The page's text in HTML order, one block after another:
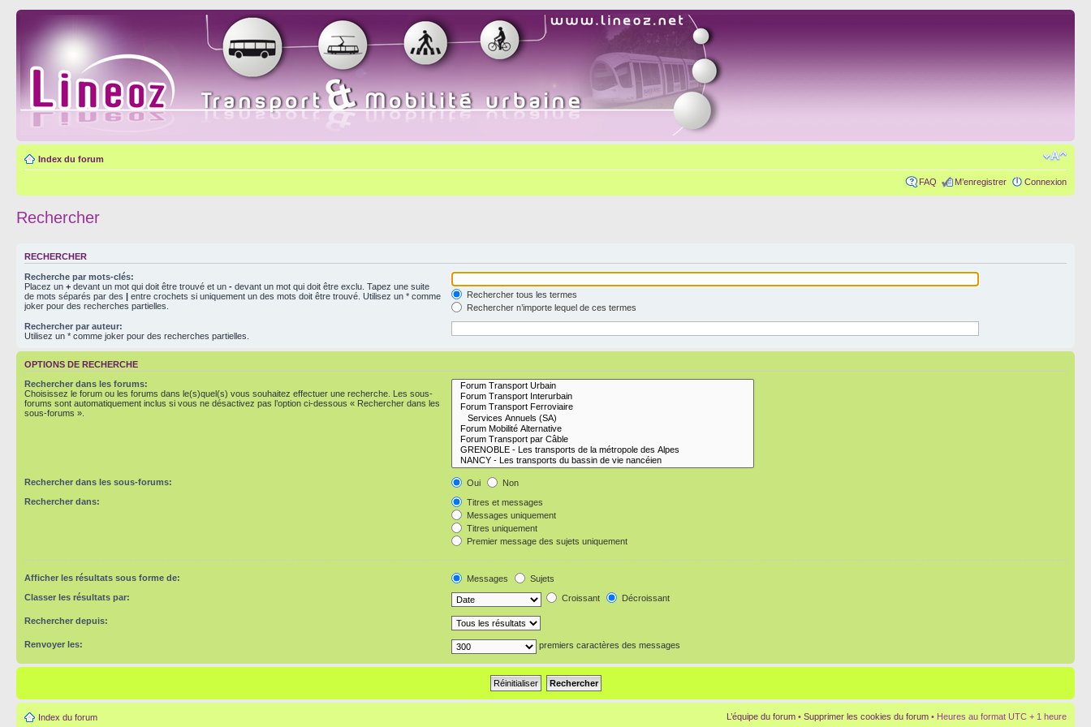
Index du forum
FAQ M’enregistrer Connexion
Rechercher
RECHERCHER
Recherche par mots-clés:
Placez un + devant un mot qui doit être trouvé et un - devant un mot qui doit être exclu. Tapez une suite
de mots séparés par des | entre crochets si uniquement un des mots doit être trouvé. Utilisez un * comme
joker pour des recherches partielles.
Rechercher tous les termes
Rechercher n’importe lequel de ces termes
Rechercher par auteur:
Utilisez un * comme joker pour des recherches partielles.
OPTIONS DE RECHERCHE
Rechercher dans les forums:
Choisissez le forum ou les forums dans le(s)quel(s) vous souhaitez effectuer une recherche. Les sous-
forums sont automatiquement inclus si vous ne désactivez pas l’option ci-dessous « Rechercher dans les
sous-forums ».
Rechercher dans les sous-forums: Oui
Non
Rechercher dans:
Titres et messages
Messages uniquement
Titres uniquement
Premier message des sujets uniquement
Afficher les résultats sous forme de: Messages
Sujets
Classer les résultats par:
Croissant Décroissant
Rechercher depuis:
Renvoyer les: premiers caractères des messages
Index du forum L’équipe du forum • Supprimer les cookies du forum • Heures au format UTC + 1 heure